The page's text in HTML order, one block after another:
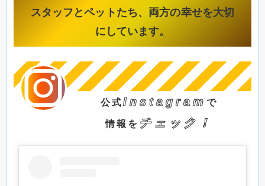
スタッフとペットたち、両方の幸せを大切
にしています。
公式Instagramで
情報を チェック！